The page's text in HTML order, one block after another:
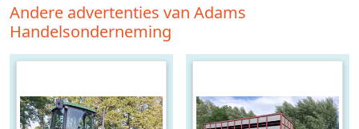
Andere advertenties van Adams
Handelsonderneming